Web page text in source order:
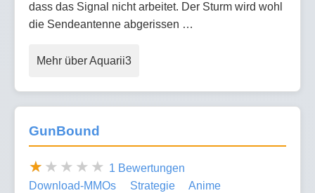
dass das Signal nicht arbeitet. Der Sturm wird wohl
die Sendeantenne abgerissen …
Mehr über Aquarii3
GunBound
1 Bewertungen
Download-MMOs
Strategie Anime